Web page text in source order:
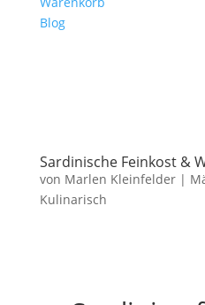
Blog
Sardinische Feinkost &
von Marlen Kleinfelder|
Kulinarisch